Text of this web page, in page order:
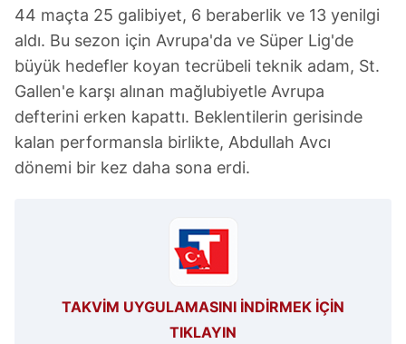
44 maçta 25 galibiyet, 6 beraberlik ve 13 yenilgi
aldı. Bu sezon için Avrupa'da ve Süper Lig'de
büyük hedefler koyan tecrübeli teknik adam, St.
Gallen'e karşı alınan mağlubiyetle Avrupa
defterini erken kapattı. Beklentilerin gerisinde
kalan performansla birlikte, Abdullah Avcı
dönemi bir kez daha sona erdi.
TAKVİM UYGULAMASINI İNDİRMEK İÇİN
TIKLAYIN